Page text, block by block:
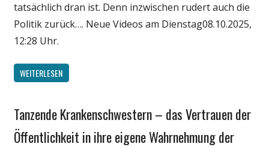
tatsächlich dran ist. Denn inzwischen rudert auch die
Politik zurück…. Neue Videos am Dienstag08.10.2025,
12:28 Uhr.
WEITERLESEN
Gesellschaft
Medien
Tanzende Krankenschwestern – das Vertrauen der
Öffentlichkeit in ihre eigene Wahrnehmung der